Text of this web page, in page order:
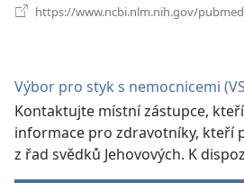
https://www.ncbi.nlm.nih.gov/
Výbor pro styk s nemocnicemi
Kontaktujte místní zástupce,
informace pro zdravotníky, kteří
z řad svědků Jehovových. K